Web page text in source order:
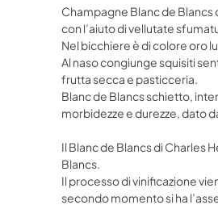
Champagne Blanc de
con l’aiuto di vellutate
Nel bicchiere è di colore oro
Al naso congiunge squisiti
frutta secca e pasticceria.
Blanc de Blancs schietto,
morbidezze e durezze, dato
Il Blanc de Blancs di Charles
Blancs.
Il processo di vinificazione
secondo momento si ha